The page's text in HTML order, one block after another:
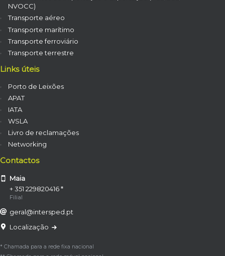
NVOCC)
Transporte aéreo
Transporte marítimo
Transporte ferroviário
Transporte terrestre
Links úteis
Porto de Leixões
APAT
IATA
WSLA
Livro de reclamações
Networking
Contactos
Maia
+ 351 229820416 *
Filial
geral@intersped.pt
Localização
* Chamada para a rede fixa nacional